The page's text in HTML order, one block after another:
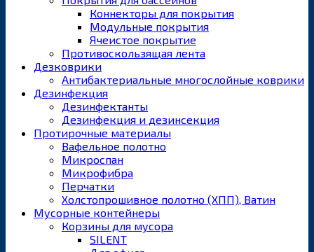
Коннекторы для покрытия
Модульные покрытия
Ячеистое покрытие
Противоскользящая лента
Дезковрики
Антибактериальные многослойные коврики
Дезинфекция
Дезинфектанты
Дезинфекция и дезинсекция
Протирочные материалы
Вафельное полотно
Микроспан
Микрофибра
Перчатки
Холстопрошивное полотно (ХПП), Ватин
Мусорные контейнеры
Корзины для мусора
SILENT